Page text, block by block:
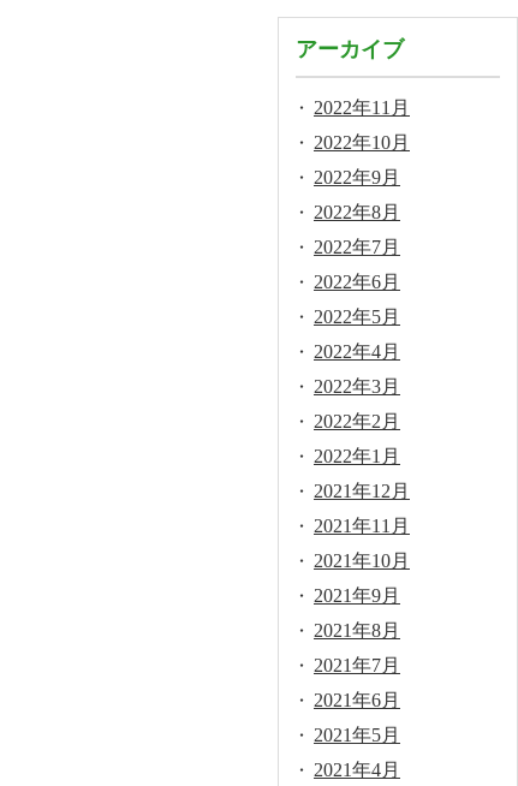
アーカイブ
2022年11月
2022年10月
2022年9月
2022年8月
2022年7月
2022年6月
2022年5月
2022年4月
2022年3月
2022年2月
2022年1月
2021年12月
2021年11月
2021年10月
2021年9月
2021年8月
2021年7月
2021年6月
2021年5月
2021年4月